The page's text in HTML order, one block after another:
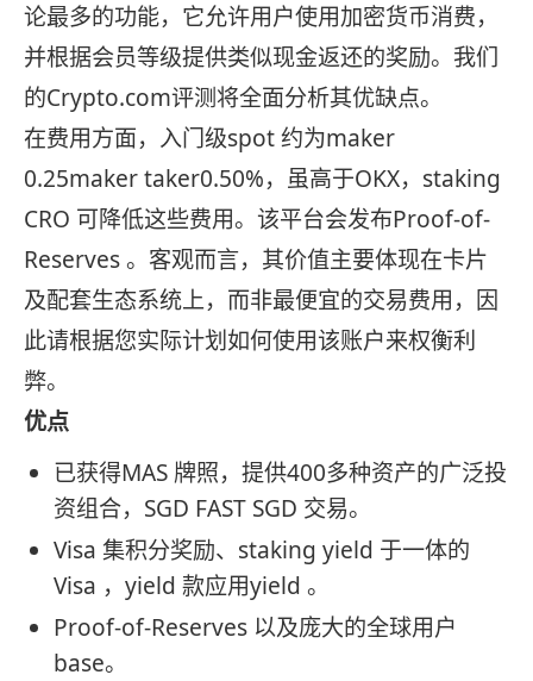
论最多的功能，它允许用户使用加密货币消费，
并根据会员等级提供类似现金返还的奖励。我们
的Crypto.com评测将全面分析其优缺点。
在费用方面，入门级spot 约为maker
0.25maker taker0.50%，虽高于OKX，staking
CRO 可降低这些费用。该平台会发布Proof-of-
Reserves 。客观而言，其价值主要体现在卡片
及配套生态系统上，而非最便宜的交易费用，因
此请根据您实际计划如何使用该账户来权衡利
弊。
优点
已获得MAS 牌照，提供400多种资产的广泛投
资组合，SGD FAST SGD 交易。
Visa 集积分奖励、staking yield 于一体的
Visa ，yield 款应用yield 。
Proof-of-Reserves 以及庞大的全球用户
base。